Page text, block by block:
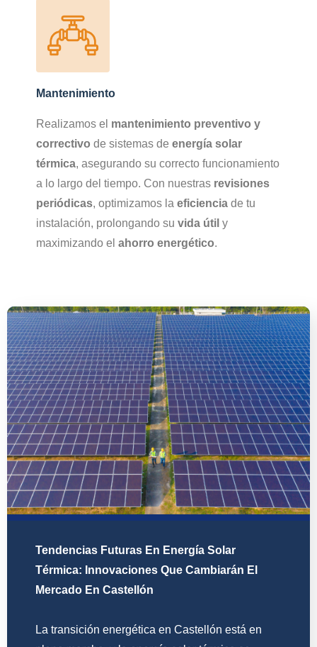
Mantenimiento
Realizamos el mantenimiento preventivo y
correctivo de sistemas de energía solar
térmica, asegurando su correcto funcionamiento
a lo largo del tiempo. Con nuestras revisiones
periódicas, optimizamos la eficienciade tu
instalación, prolongando su vida útil y
maximizando el ahorro energético.
Tendencias Futuras En Energía Solar
Térmica: Innovaciones Que Cambiarán El
Mercado En Castellón
La transición energética en Castellón está en